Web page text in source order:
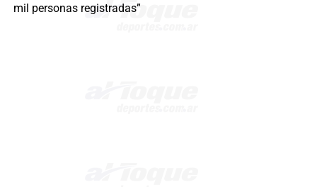
mil personas registradas”